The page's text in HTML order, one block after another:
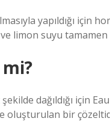
yapıldığı için
limon suyu tamamen
dağıldığı için
oluşturulan bir